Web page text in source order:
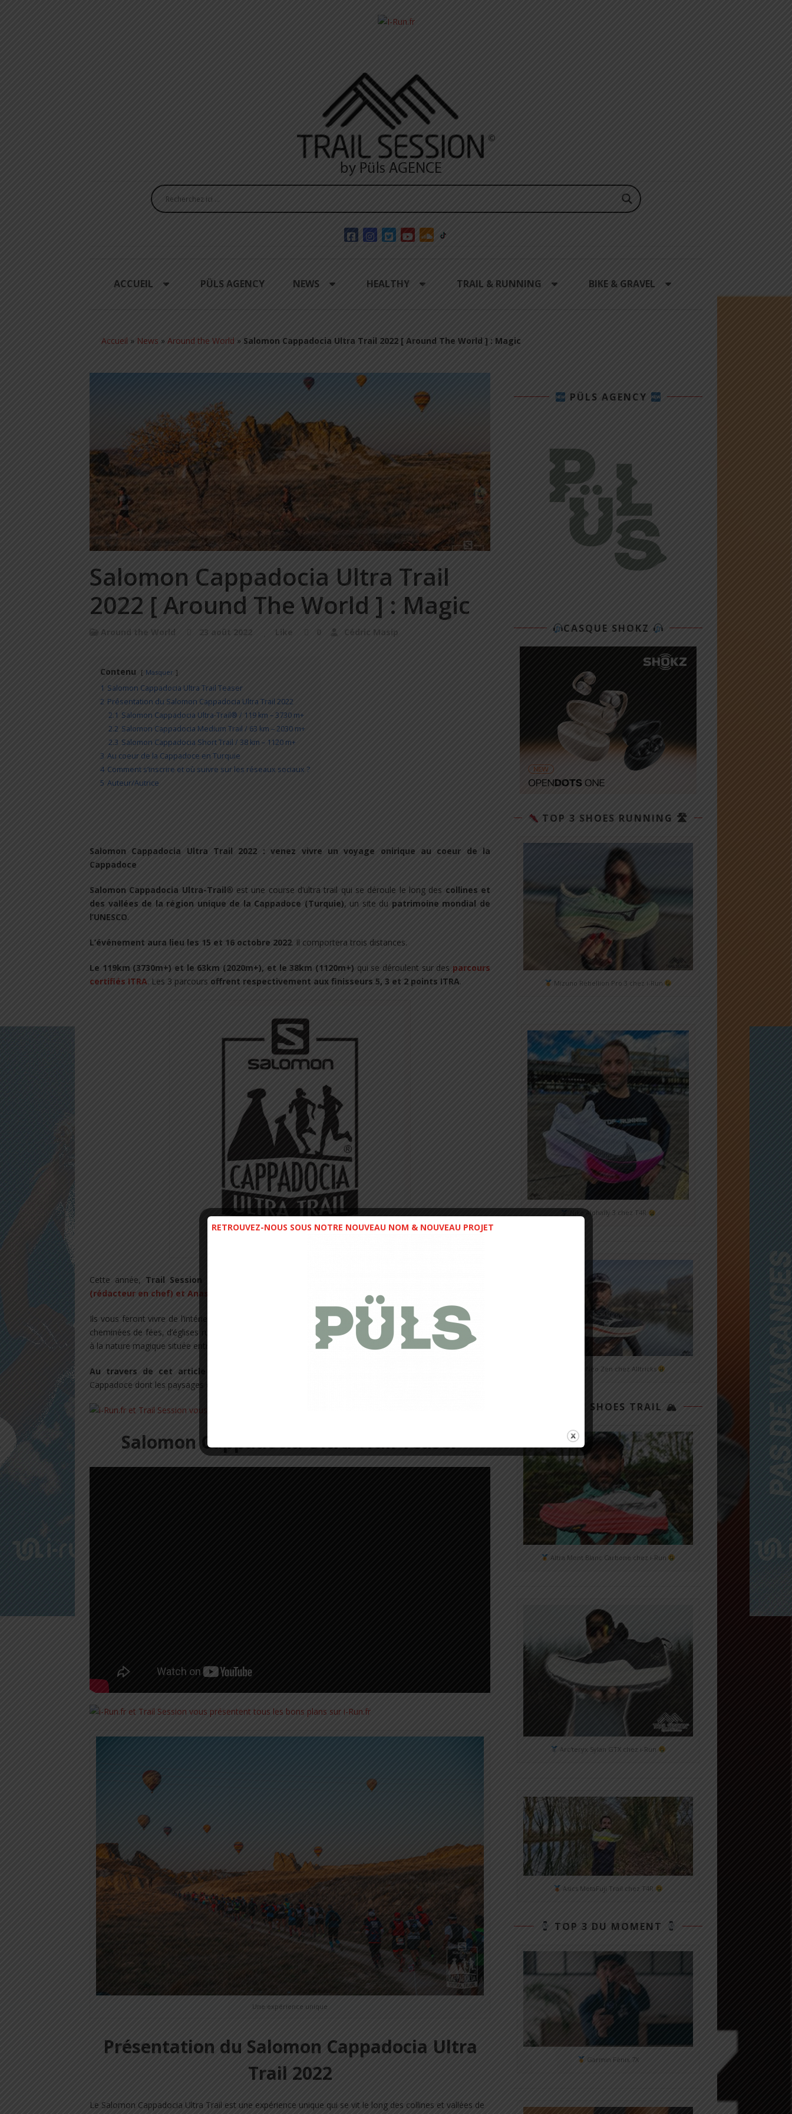
ACCUEIL PÜLS AGENCY NEWS HEALTHY TRAIL & RUNNING BIKE & GRAVEL
Accueil » News » Around the World » Salomon Cappadocia Ultra Trail 2022 [ Around The World ] : Magic
Salomon Cappadocia Ultra Trail
2022 [ Around The World ] : Magic
Around the World 23 août 2022 Like 0 Cédric Masip
Contenu Masquer
1 Salomon Cappadocia Ultra Trail Teaser
2 Présentation du Salomon Cappadocia Ultra Trail 2022
2.1 Salomon Cappadocia Ultra-Trail® / 119 km – 3730 m+
2.2 Salomon Cappadocia Medium Trail / 63 km – 2030 m+
2.3 Salomon Cappadocia Short Trail / 38 km – 1120 m+
3 Au coeur de la Cappadoce en Turquie
4 Comment s’inscrire et où suivre sur les réseaux sociaux ?
5 Auteur/Autrice
Salomon Cappadocia Ultra Trail 2022 : venez vivre un voyage onirique au coeur de la
Cappadoce
Salomon Cappadocia Ultra-Trail® est une course d’ultra trail qui se déroule le long des collines et
des vallées de la région unique de la Cappadoce (Turquie), un site du patrimoine mondial de
l’UNESCO.
L’événement aura lieu les 15 et 16 octobre 2022. Il comportera trois distances.
Le 119km (3730m+) et le 63km (2020m+), et le 38km (1120m+) qui se déroulent sur des parcours
certifiés ITRA. Les 3 parcours offrent respectivement aux finisseurs 5, 3 et 2 points ITRA.
Cette année, Trail Session Magazine
(rédacteur en chef) et Anastasia (photographe)
Ils vous feront vivre de l’intérieur expérience Trail Running inoubliable . Ils seront entourés de
cheminées de fées, d’églises rupestres, de villes souterraines, de vallées et de plateaux de la Cappadoce
à la nature magique située entre réalité et rêve…
Au travers de cet article nous allons vous présenter l’événement sportif
Cappadoce dont les paysages devraient vous laisser rêveurs…
Salomon Cappadocia Ultra Trail Teaser
Une expérience unique
Présentation du Salomon Cappadocia Ultra
Trail 2022
Le Salomon Cappadocia Ultra Trail est une expérience unique qui se vit le long des collines et vallées de
PÜLS AGENCY
CASQUE SHOKZ
TOP 3 SHOES RUNNING 🛣
Mizuno Rebellion Pro 3 chez i-Run
Nike Alphafly 3 chez T4R
Mizuno Neo Zen chez Alltricks
TOP 3 SHOES TRAIL 🏔
Altra Mont Blanc Carbone chez i-Run
Arc'teryx Sylan GTX chez i-Run
Asics MetaFuji Trail chez T4R
TOP 3 DU MOMENT
Garmin Fénix 7X
RETROUVEZ-NOUS SOUS NOTRE NOUVEAU NOM & NOUVEAU PROJET